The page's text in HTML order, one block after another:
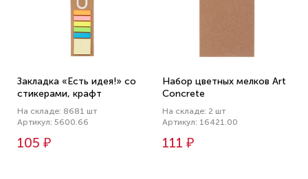
Закладка «Есть идея!» со
стикерами, крафт
На складе: 8681 шт
Артикул: 5600.66
105 ₽
Набор цветных мелков Art
Concrete
На складе: 2 шт
Артикул: 16421.00
111 ₽